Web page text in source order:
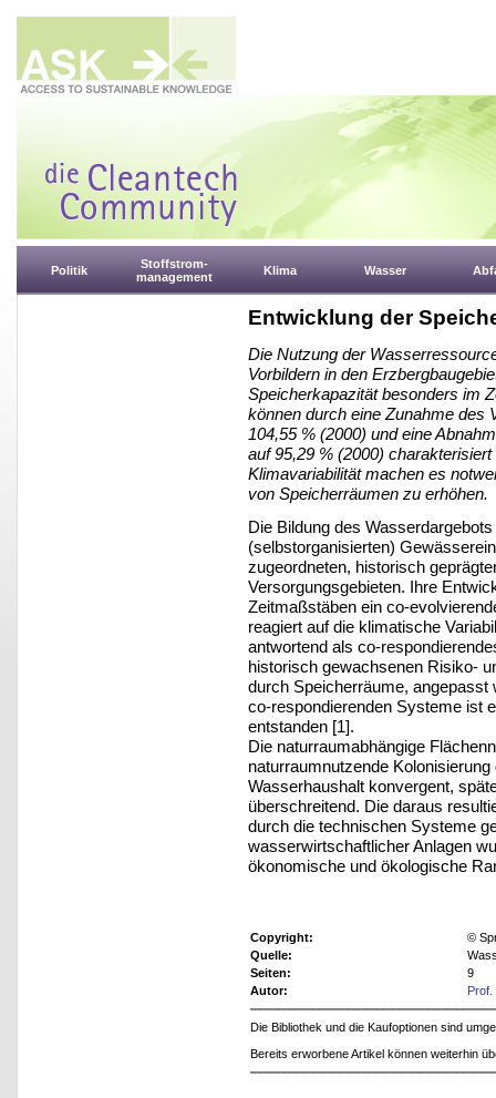
Politik
Stoffstrom-
management
Klima Wasser
Entwicklung der
Die Nutzung der
Vorbildern in den
Speicherkapazität besonders im
können durch eine Zunahme des
104,55 % (2000) und eine
auf 95,29 % (2000)
Klimavariabilität machen es
von Speicherräumen zu erhöhen.
Die Bildung des
(selbstorganisierten)
zugeordneten, historisch
Versorgungsgebieten. Ihre
Zeitmaßstäben ein co-
reagiert auf die klimatische
antwortend als co-
historisch gewachsenen Risiko-
durch Speicherräume,
co-respondierenden Systeme ist
entstanden [1].
Die naturraumabhängige
naturraumnutzende
Wasserhaushalt konvergent,
überschreitend. Die daraus
durch die technischen Systeme
wasserwirtschaftlicher Anlagen
ökonomische und ökologische
Copyright:
©
Quelle:
Seiten:
9
Autor:
Die Bibliothek und die Kaufoptionen sind
Bereits erworbene Artikel können weiterhin